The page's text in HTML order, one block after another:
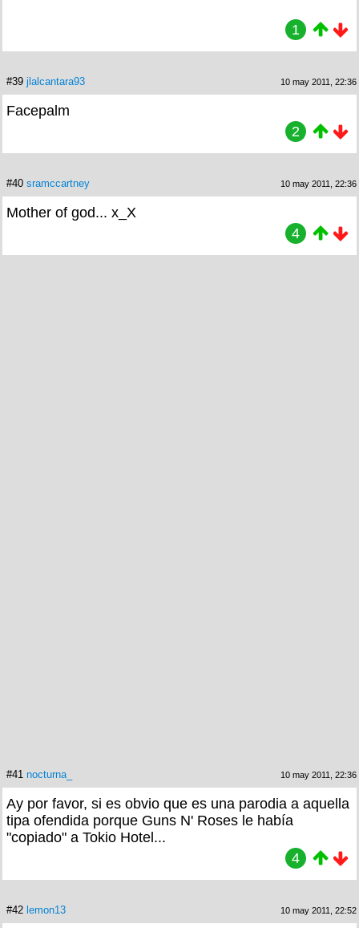
1
#39 jlalcantara93 10 may 2011, 22:36
Facepalm
2
#40 sramccartney 10 may 2011, 22:36
Mother of god... x_X
4
#41 nocturna_ 10 may 2011, 22:36
Ay por favor, si es obvio que es una parodia a aquella
tipa ofendida porque Guns N' Roses le había
"copiado" a Tokio Hotel...
4
#42 lemon13 10 may 2011, 22:52